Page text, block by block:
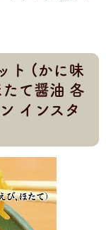
ト (かに味
て醤油 各
インスタ